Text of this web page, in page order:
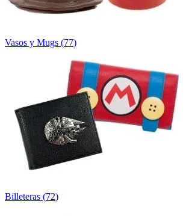
Vasos y Mugs (77)
Billeteras (72)